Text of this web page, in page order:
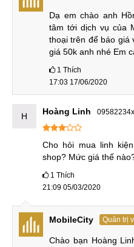
nghiệm, cùng hệ thống máy
tại trung tâm đảm bảo có
tưởng, ủng hộ nồng nhiệt
trung tâm duy nhấtthay màn
* Lấy máy nhanh chóng
khách sẽ không phải tốn
trình sửa chữa của trung
công đoạn dù là nhỏ nhất.
* Linh kiện Samsung
chúng tôi cam kết chỉ sử
khẩu trực tiếp từ nhà sản
Dạ em chào anh
tâm tới dịch vụ của
thoại trên để báo giá
giá 50k anh nhé Em
1 Thích
17:03 17/06/2020
H Hoàng Linh
Cho hỏi mua linh
shop? Mức giá thế
1 Thích
21:09 05/03/2020
MobileCity Quản trị
Chào bạn Hoàng